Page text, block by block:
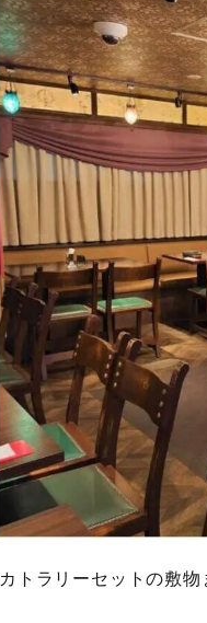
カトラリーセットの敷